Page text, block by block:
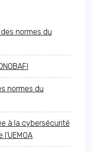
normes du
normes du
à la cybersécurité